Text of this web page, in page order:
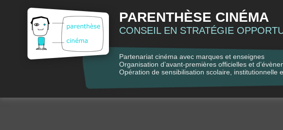
PARENTHÈSE CINÉMA
CONSEIL EN STRATÉGIE
Partenariat cinéma avec marques et enseignes
Organisation d’avant-premières officielles et
Opération de sensibilisation scolaire, institutionnelle